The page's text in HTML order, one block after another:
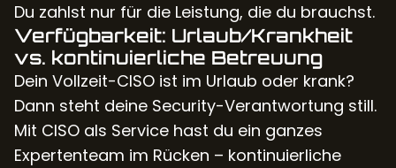
Du zahlst nur für die Leistung, die du brauchst.
Verfügbarkeit: Urlaub/Krankheit
vs. kontinuierliche Betreuung
Dein Vollzeit-CISO ist im Urlaub oder krank?
Dann steht deine Security-Verantwortung still.
Mit CISO als Service hast du ein ganzes
Expertenteam im Rücken – kontinuierliche